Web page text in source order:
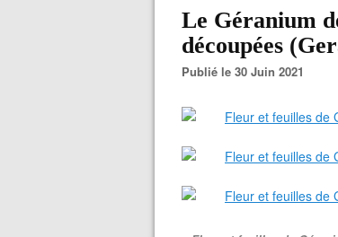
Le Géranium
découpées
Publié le 30 Juin 2021